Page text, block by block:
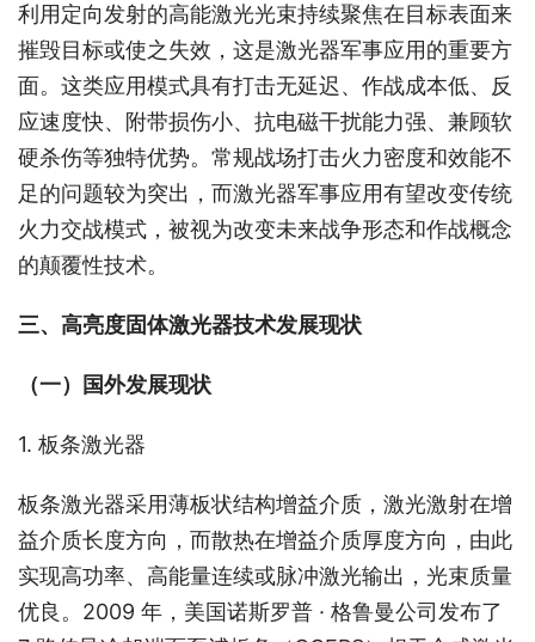
利用定向发射的高能激光光束持续聚焦在目标表面来
摧毁目标或使之失效，这是激光器军事应用的重要方
面。这类应用模式具有打击无延迟、作战成本低、反
应速度快、附带损伤小、抗电磁干扰能力强、兼顾软
硬杀伤等独特优势。常规战场打击火力密度和效能不
足的问题较为突出，而激光器军事应用有望改变传统
火力交战模式，被视为改变未来战争形态和作战概念
的颠覆性技术。
三、高亮度固体激光器技术发展现状
（一）国外发展现状
1. 板条激光器
板条激光器采用薄板状结构增益介质，激光激射在增
益介质长度方向，而散热在增益介质厚度方向，由此
实现高功率、高能量连续或脉冲激光输出，光束质量
优良。2009 年，美国诺斯罗普 · 格鲁曼公司发布了